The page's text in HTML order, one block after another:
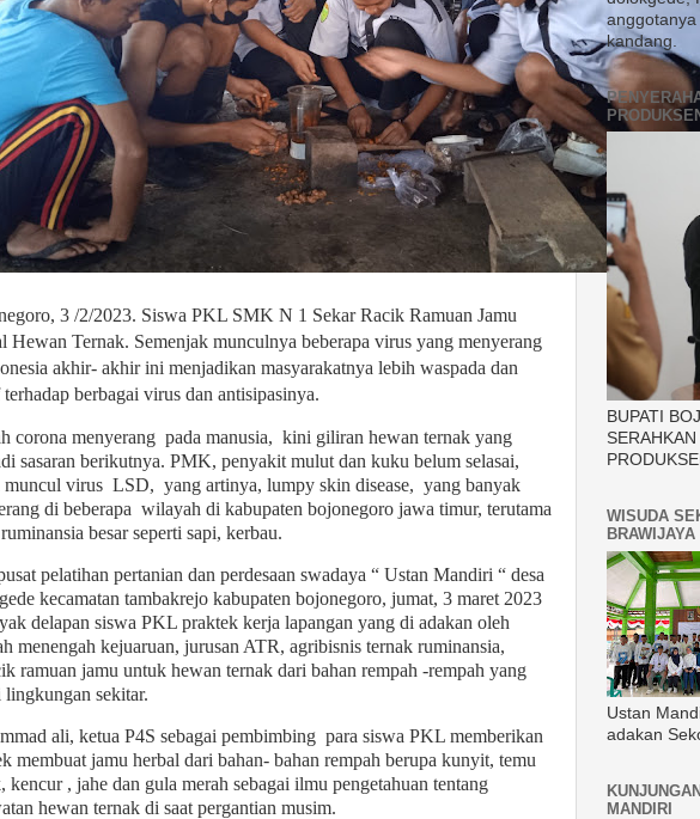
3 /2/2023. Siswa PKL SMK N 1 Sekar Racik Ramuan Jamu
Hewan Ternak. Semenjak munculnya beberapa virus yang menyerang
akhir- akhir ini menjadikan masyarakatnya lebih waspada dan
berbagai virus dan antisipasinya.
corona menyerang pada manusia, kini giliran hewan ternak yang
sasaran berikutnya. PMK, penyakit mulut dan kuku belum selasai,
muncul virus LSD, yang artinya, lumpy skin disease, yang banyak
di beberapa wilayah di kabupaten bojonegoro jawa timur, terutama
ruminansia besar seperti sapi, kerbau.
pelatihan pertanian dan perdesaan swadaya “ Ustan Mandiri “ desa
kecamatan tambakrejo kabupaten bojonegoro, jumat, 3 maret 2023
delapan siswa PKL praktek kerja lapangan yang di adakan oleh
menengah kejuaruan, jurusan ATR, agribisnis ternak ruminansia,
ramuan jamu untuk hewan ternak dari bahan rempah -rempah yang
lingkungan sekitar.
ali, ketua P4S sebagai pembimbing para siswa PKL memberikan
membuat jamu herbal dari bahan- bahan rempah berupa kunyit, temu
kencur , jahe dan gula merah sebagai ilmu pengetahuan tentang
hewan ternak di saat pergantian musim.
kandang.
BUPATI
WISUDA
BRAWIJAYA
Ustan
adakan
MANDIRI